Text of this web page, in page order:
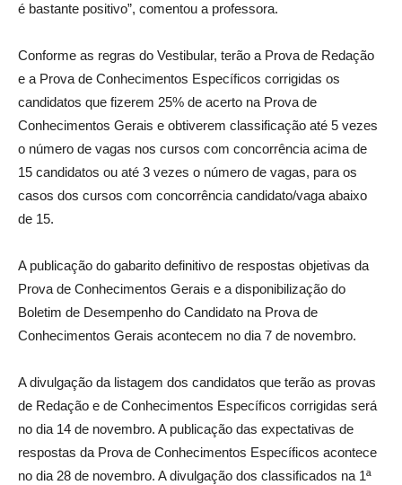
é bastante positivo”, comentou a professora.
Conforme as regras do Vestibular, terão a Prova de Redação
e a Prova de Conhecimentos Específicos corrigidas os
candidatos que fizerem 25% de acerto na Prova de
Conhecimentos Gerais e obtiverem classificação até 5 vezes
o número de vagas nos cursos com concorrência acima de
15 candidatos ou até 3 vezes o número de vagas, para os
casos dos cursos com concorrência candidato/vaga abaixo
de 15.
A publicação do gabarito definitivo de respostas objetivas da
Prova de Conhecimentos Gerais e a disponibilização do
Boletim de Desempenho do Candidato na Prova de
Conhecimentos Gerais acontecem no dia 7 de novembro.
A divulgação da listagem dos candidatos que terão as provas
de Redação e de Conhecimentos Específicos corrigidas será
no dia 14 de novembro. A publicação das expectativas de
respostas da Prova de Conhecimentos Específicos acontece
no dia 28 de novembro. A divulgação dos classificados na 1ª